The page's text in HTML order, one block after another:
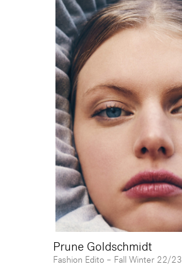
Prune Goldschmidt
Fashion Edito – ⁠Fall Winter 22/23